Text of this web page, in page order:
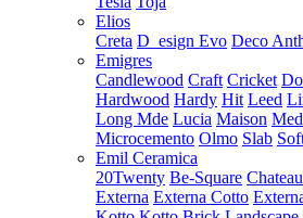
Elios
Creta D_esign Evo Deco
Emigres
Candlewood Craft Cricket
Hardwood Hardy Hit Leed
Long Mde Lucia Maison
Microcemento Olmo Slab
Emil Ceramica
20Twenty Be-Square Chateau
Externa Externa Cotto